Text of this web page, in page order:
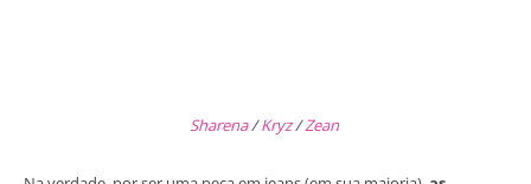
Sharena/Kryz/Zean